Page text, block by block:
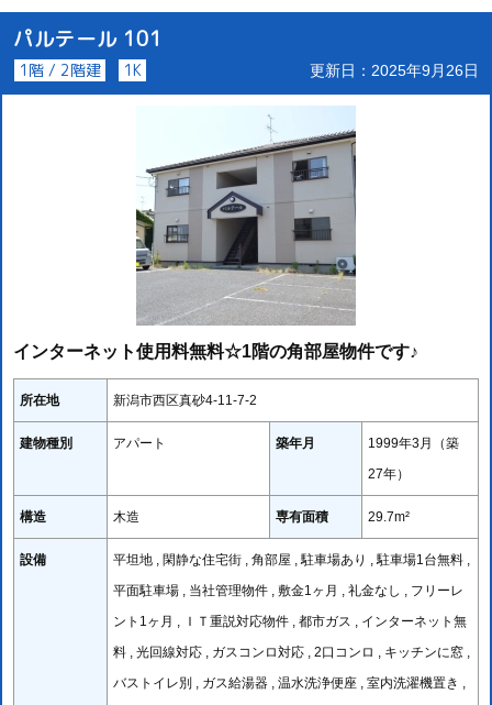
パルテール 101
1階 / 2階建 1K 更新日：2025年9月26日
インターネット使用料無料☆1階の角部屋物件です♪
所在地 新潟市西区真砂4-11-7-2
建物種別 アパート 築年月
1999年3月（築
27年）
構造 木造 専有面積 29.7m²
設備
平坦地 , 閑静な住宅街 , 角部屋 , 駐車場あり , 駐車場1台無料 ,
平面駐車場 , 当社管理物件 , 敷金1ヶ月 , 礼金なし , フリーレ
ント1ヶ月 , ＩＴ重説対応物件 , 都市ガス , インターネット無
料 , 光回線対応 , ガスコンロ対応 , 2口コンロ , キッチンに窓 ,
バストイレ別 , ガス給湯器 , 温水洗浄便座 , 室内洗濯機置き ,